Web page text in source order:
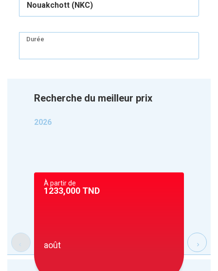
Nouakchott (NKC)
Durée
Recherche du meilleur prix
2026
À partir de
1233,000 TND
août sept.